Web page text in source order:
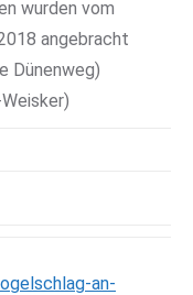
wurden vom
angebracht
Dünenweg)
an-